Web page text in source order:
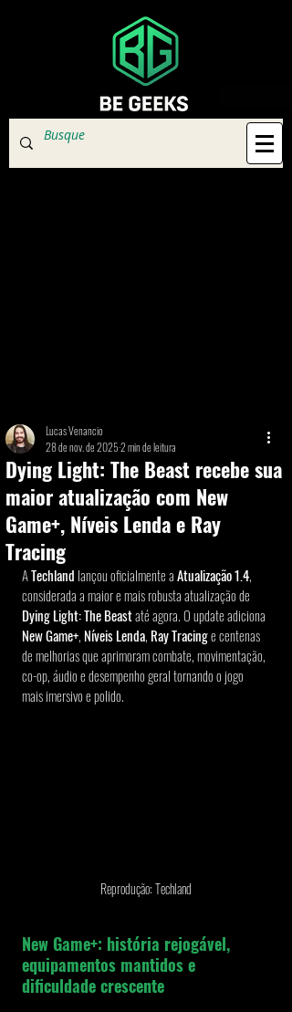
Dying Light: The Beast recebe sua
maior atualização com New
Game+, Níveis Lenda e Ray
Tracing
Lucas Venancio
28 de nov. de 20252 min de leitura
A Techland lançou oficialmente a Atualização 1.4,
considerada a maior e mais robusta atualização de
Dying Light: The Beast até agora. O update adiciona
New Game+, Níveis Lenda, Ray Tracing e centenas
de melhorias que aprimoram combate, movimentação,
co-op, áudio e desempenho geral tornando o jogo
mais imersivo e polido.
Reprodução: Techland
New Game+: história rejogável,
equipamentos mantidos e
dificuldade crescente